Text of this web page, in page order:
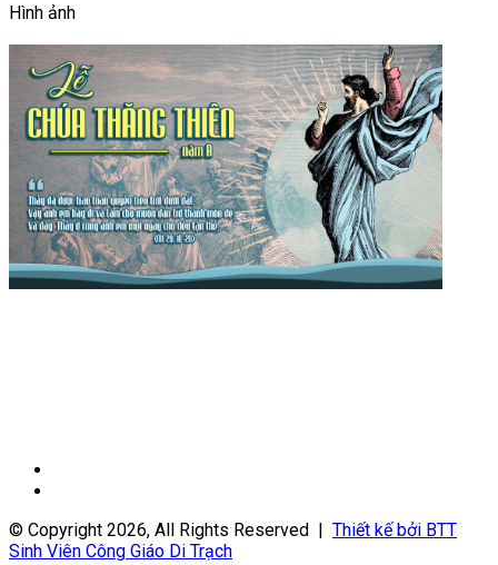
Hình ảnh
© Copyright 2026, All Rights Reserved | Thiết kế bởi BTT
Sinh Viên Công Giáo Di Trạch